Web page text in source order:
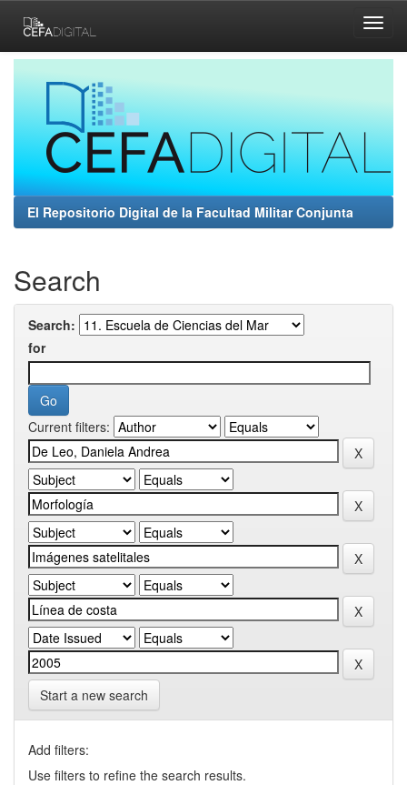
navigation
El Repositorio Digital de la Facultad Militar Conjunta
Search
Search:
for
Current filters:
Start a new search
Add filters:
Use filters to refine the search results.